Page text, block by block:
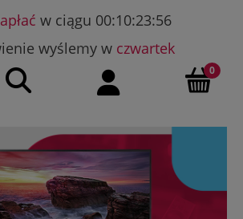
w ciągu 00:10:23:55
wyślemy w czwartek